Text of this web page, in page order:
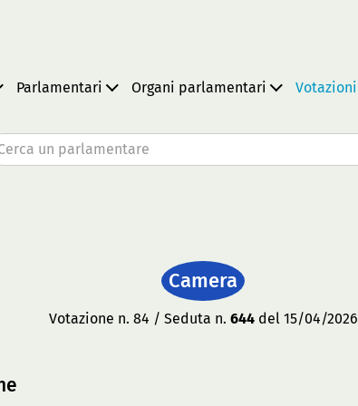
Parlamentari Organi parlamentari Votazioni
un parlamentare
Camera
Votazione n. 84 / Seduta n. 644del 15/04/2026